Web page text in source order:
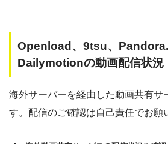
Openload、9tsu、
Dailymotionの動画配信状況
海外サーバーを経由した動画共有サ
す。配信のご確認は自己責任でお願